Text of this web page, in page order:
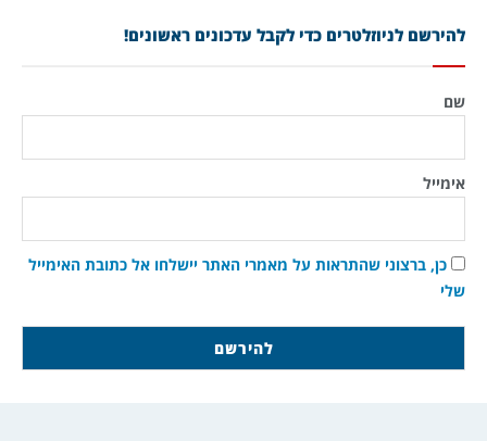
להירשם לניוזלטרים כדי לקבל עדכונים ראשונים!
שם
אימייל
כן, ברצוני שהתראות על מאמרי האתר יישלחו אל כתובת האימייל
שלי